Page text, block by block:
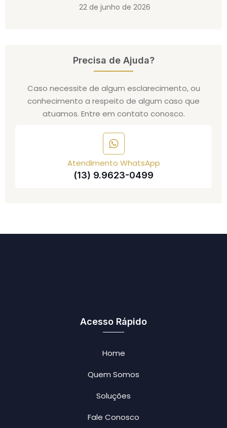
22 de junho de 2026
Precisa de Ajuda?
Caso necessite de algum esclarecimento, ou
conhecimento a respeito de algum caso que
atuamos. Entre em contato conosco.
Atendimento WhatsApp
(13) 9.9623-0499
Acesso Rápido
Home
Quem Somos
Soluções
Fale Conosco